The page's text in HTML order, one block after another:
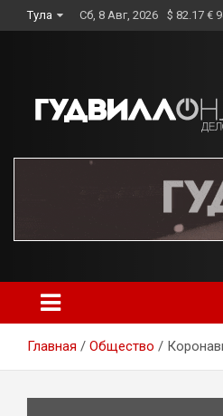
to
Тула Сб, 8 Авг, 2026 $ 82.17 €
Главная Общество